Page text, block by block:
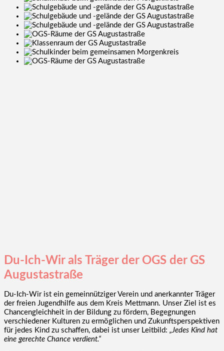
Du-Ich-Wir als Träger der OGS der GS
Augustastraße
Du-Ich-Wir ist ein gemeinnütziger Verein und anerkannter Träger
der freien Jugendhilfe aus dem Kreis Mettmann. Unser Ziel ist es
Chancengleichheit in der Bildung zu fördern, Begegnungen
verschiedener Kulturen zu ermöglichen und Zukunftsperspektiven
für jedes Kind zu schaffen, dabei ist unser Leitbild: „Jedes Kind hat
eine gerechte Chance verdient.“